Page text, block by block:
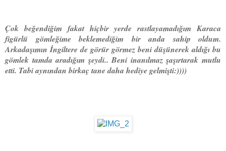
Çok beğendiğim fakat hiçbir yerde rastlayamadığım Karaca
figürlü gömleğime beklemediğim bir anda sahip oldum.
Arkadaşımın İngiltere de görür görmez beni düşünerek aldığı bu
gömlek tamda aradığım şeydi.. Beni inanılmaz şaşırtarak mutlu
etti. Tabi aynından birkaç tane daha hediye gelmişti:))))